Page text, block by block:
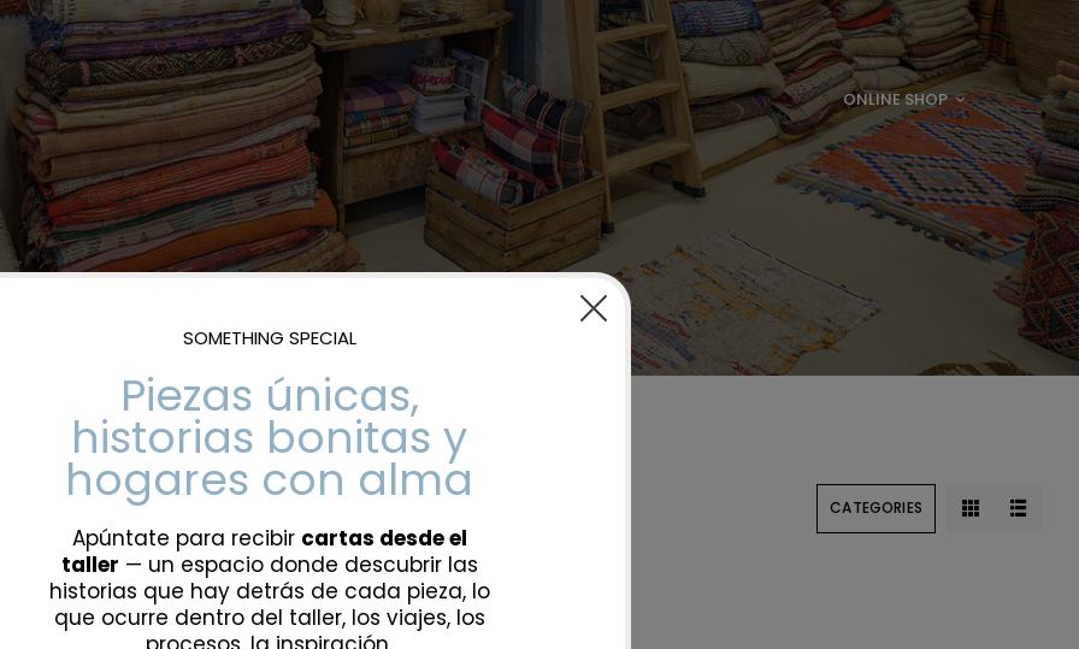
ONLINE SHOP
CATEGORIES